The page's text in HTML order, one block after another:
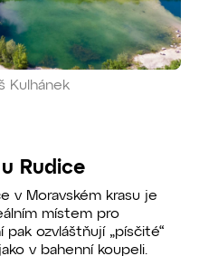
Kulhánek
Rudice
v Moravském krasu je
místem pro
ozvláštňují „písčité“
v bahenní koupeli.